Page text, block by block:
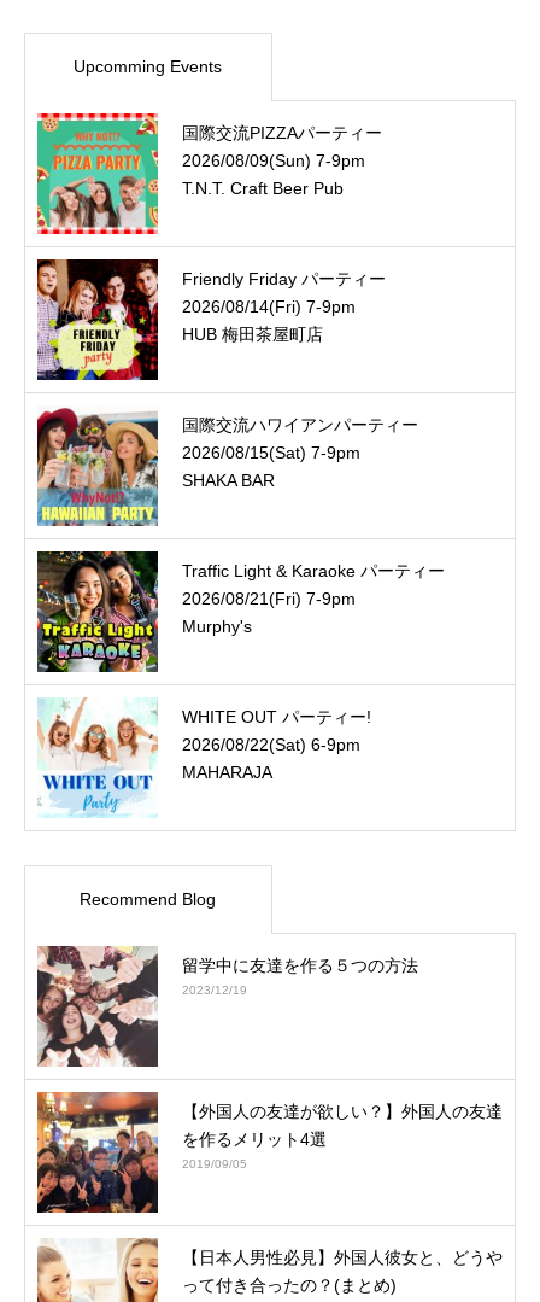
Upcomming Events
国際交流PIZZAパーティー
2026/08/09(Sun) 7-9pm
T.N.T. Craft Beer Pub
Friendly Friday パーティー
2026/08/14(Fri) 7-9pm
HUB 梅田茶屋町店
国際交流ハワイアンパーティー
2026/08/15(Sat) 7-9pm
SHAKA BAR
Traffic Light & Karaoke パーティー
2026/08/21(Fri) 7-9pm
Murphy's
WHITE OUT パーティー!
2026/08/22(Sat) 6-9pm
MAHARAJA
Recommend Blog
留学中に友達を作る５つの方法
2023/12/19
【外国人の友達が欲しい？】外国人の友達
を作るメリット4選
2019/09/05
【日本人男性必見】外国人彼女と、どうや
って付き合ったの？(まとめ)